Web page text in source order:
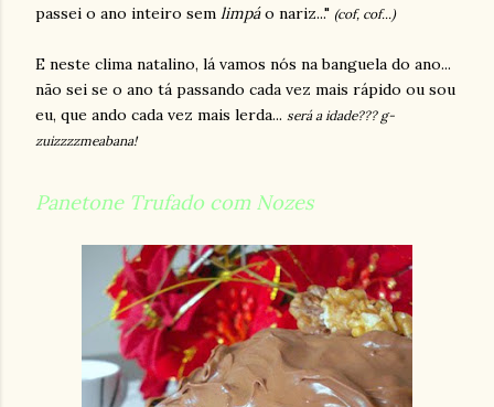
passei o ano inteiro sem limpáo nariz..." (cof, cof...)
E neste clima natalino, lá vamos nós na banguela do ano...
não sei se o ano tá passando cada vez mais rápido ou sou
eu, que ando cada vez mais lerda... será a idade??? g-
zuizzzzmeabana!
Panetone Trufado com Nozes